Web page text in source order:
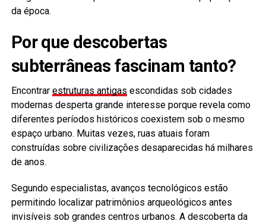
da época.
Por que descobertas
subterrâneas fascinam tanto?
Encontrar estruturas antigas escondidas sob cidades
modernas desperta grande interesse porque revela como
diferentes períodos históricos coexistem sob o mesmo
espaço urbano. Muitas vezes, ruas atuais foram
construídas sobre civilizações desaparecidas há milhares
de anos.
Segundo especialistas, avanços tecnológicos estão
permitindo localizar patrimônios arqueológicos antes
invisíveis sob grandes centros urbanos. A descoberta da